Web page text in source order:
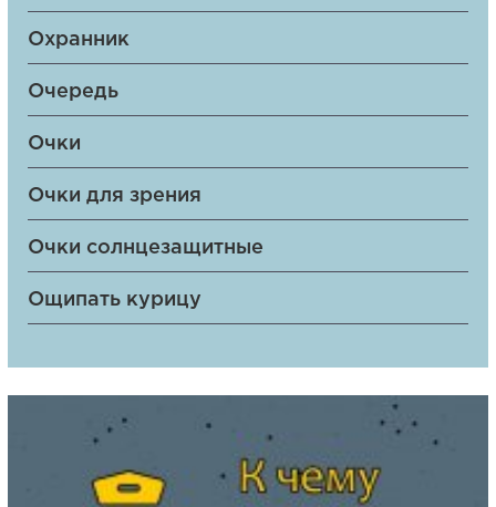
Охранник
Очередь
Очки
Очки для зрения
Очки солнцезащитные
Ощипать курицу